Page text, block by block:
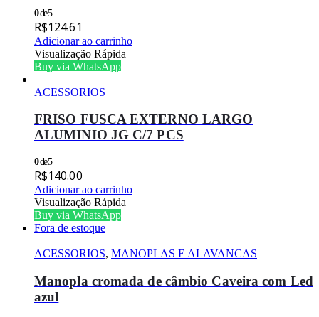
0de 5
R$124.61
Adicionar ao carrinho
Visualização Rápida
Buy via WhatsApp
ACESSORIOS
FRISO FUSCA EXTERNO LARGO
ALUMINIO JG C/7 PCS
0de 5
R$140.00
Adicionar ao carrinho
Visualização Rápida
Buy via WhatsApp
Fora de estoque
ACESSORIOS, MANOPLAS E ALAVANCAS
Manopla cromada de câmbio Caveira com Led
azul